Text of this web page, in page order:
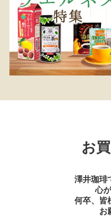
お
澤井珈琲
心
何卒、皆
お